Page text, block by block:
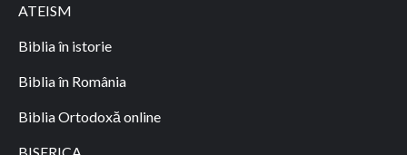
ATEISM
Biblia în istorie
Biblia în România
Biblia Ortodoxă online